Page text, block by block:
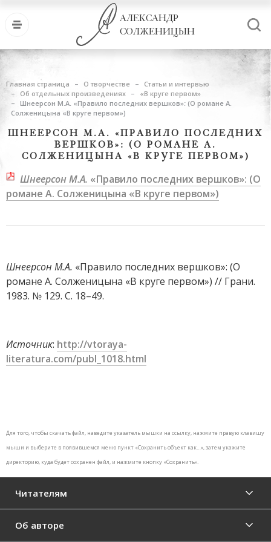
АЛЕКСАНДР
СОЛЖЕНИЦЫН
Главная страница О творчестве
Статьи и интервью
Об отдельных произведениях
«В круге первом»
Шнеерсон М.А. «Правило последних вершков»: (О романе А.
Солженицына «В круге первом»)
ШНЕЕРСОН М.А. «ПРАВИЛО ПОСЛЕДНИХ
ВЕРШКОВ»: (О РОМАНЕ А.
СОЛЖЕНИЦЫНА «В КРУГЕ ПЕРВОМ»)
Шнеерсон М.А. «Правило последних вершков»: (О
романе А. Солженицына «В круге первом»)
Шнеерсон М.А. «Правило последних вершков»: (О
романе А. Солженицына «В круге первом») // Грани.
1983. № 129. С. 18–49.
Источник: http://vtoraya-
literatura.com/publ_1018.html
Для того, чтобы скачать файл, наведите указатель мышки на ссылку, нажмите правую клавишу
мыши и выберите в появившемся меню пункт «Сохранить объект как…», затем укажите
директорию, куда будет сохранен файл, и нажмите кнопку «Сохранить».
Читателям
Об авторе